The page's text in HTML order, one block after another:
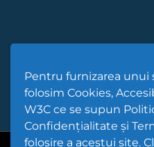
Pentru furnizarea
folosim Cookies,
W3C ce se supun
Confidențialitate și
folosire a acestui site.